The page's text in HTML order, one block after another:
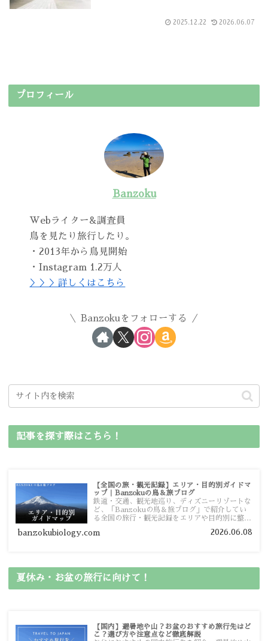
2025.12.22 2026.06.07
プロフィール
Banzoku
Webライター&調査員
鳥を見たり旅行したり。
・2013年から鳥見開始
・Instagram 1.2万人
＞＞＞詳しくはこちら
Banzokuをフォローする
記事を探す際はこちら！
【全国の旅・観光記録】エリア・目的別ガイドマ
ップ｜Banzokuの鳥＆旅ブログ
鉄道・交通、観光地巡り、ディズニーリゾートな
ど、「Banzokuの鳥＆旅ブログ」で紹介してい
る全国の旅行・観光記録をエリアや目的別に整理
ガイドマップからスムーズに見つけていただけま
banzokubiology.com 2026.06.08
夏休み・お盆の旅行に向けて！
【国内】避暑地や山？お盆のおすすめ旅行先はど
こ？選び方や注意点など徹底解説